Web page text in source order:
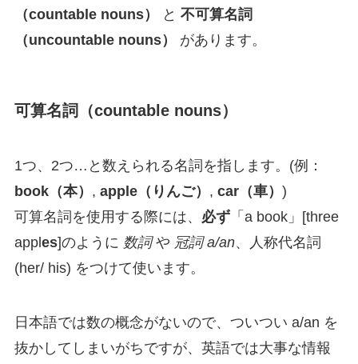
（countable nouns）
と 不可算名詞
（uncountable nouns）
があります。
可算名詞（countable nouns）
1つ、2つ…と数えられる名詞を指します。(例：
book（本） , apple（りんご） , car（車） )
可算名詞を使用する際には、 必ず「a book」[three
appl es]のように 数詞や 冠詞 a/an、人称代名詞
(her/ his) をつけて使います。
日本語では数の概念がないので、ついつい a/an を
抜かしてしまいがちですが、英語では大事な情報